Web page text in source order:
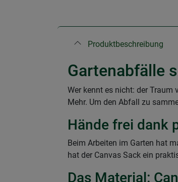
Produktbeschreibung
Gartenabfälle
Wer kennt es nicht: der Traum
Mehr. Um den Abfall zu
Hände frei dank
Beim Arbeiten im Garten hat
hat der Canvas Sack ein
Das Material: